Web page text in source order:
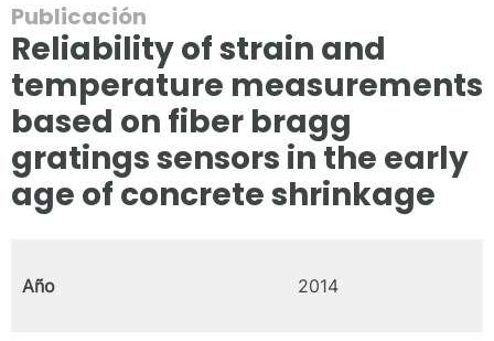
Publicación
Reliability of strain and
temperature measurements
based on fiber bragg
gratings sensors in the early
age of concrete shrinkage
Año 2014